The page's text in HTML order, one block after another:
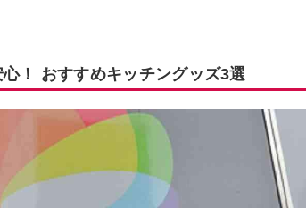
！ おすすめキッチングッズ3選